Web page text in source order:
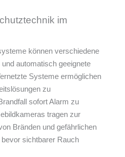
im
können verschiedene
automatisch geeignete
Systeme ermöglichen
zu
sofort Alarm zu
tragen zur
Bränden und gefährlichen
sichtbarer Rauch